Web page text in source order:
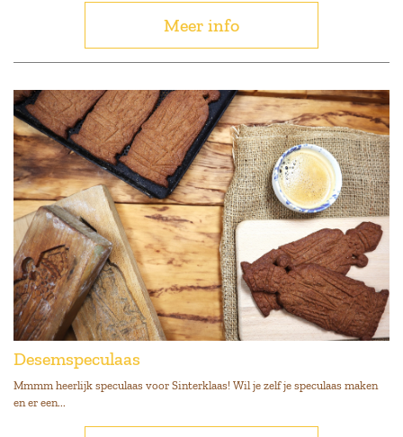
Meer info
Desemspeculaas
Mmmm heerlijk speculaas voor Sinterklaas! Wil je zelf je speculaas maken
en er een...